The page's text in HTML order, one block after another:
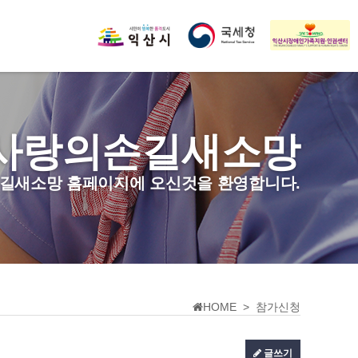
랑의손길새소망
새소망 홈페이지에 오신것을 환영합니다.
HOME > 참가신청
글쓰기